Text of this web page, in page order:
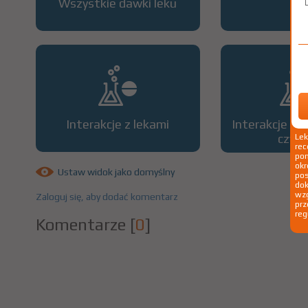
Wszystkie dawki leku
Interakcje z lekami
Interakcje z
Ustaw widok jako domyślny
Zaloguj się, aby dodać komentarz
Komentarze [0]